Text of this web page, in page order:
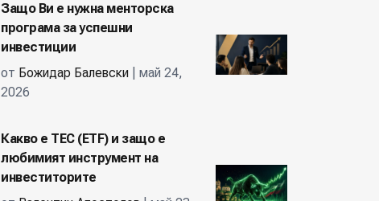
Защо Ви е нужна менторска
програма за успешни
инвестиции
от Божидар Балевски | май 24,
2026
Какво е ТЕС (ETF) и защо е
любимият инструмент на
инвеститорите